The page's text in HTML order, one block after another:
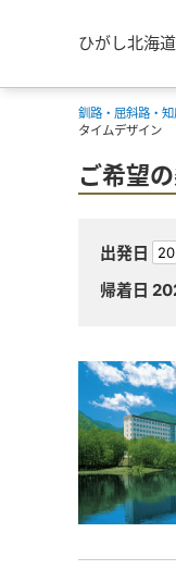
ひがし北海
釧路・屈斜路・
タイムデザイン
ご希望
出発日
帰着日